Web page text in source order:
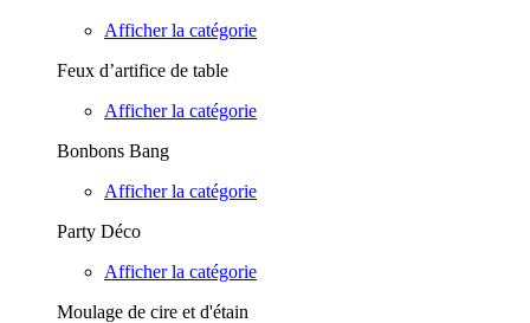
Afficher la catégorie
Feux d’artifice de table
Afficher la catégorie
Bonbons Bang
Afficher la catégorie
Party Déco
Afficher la catégorie
Moulage de cire et d'étain